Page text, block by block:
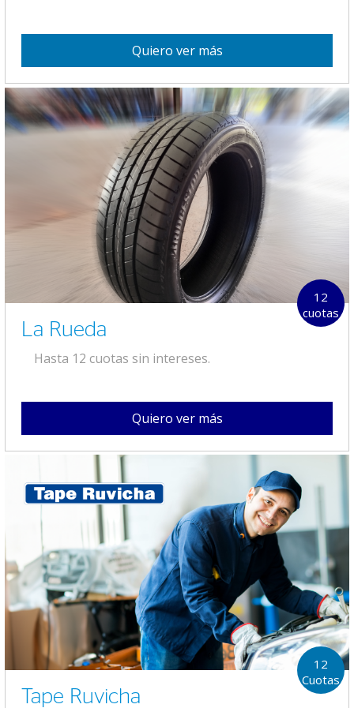
Quiero ver más
12
cuotas
La Rueda
Hasta 12 cuotas sin intereses.
Quiero ver más
12
Cuotas
Tape Ruvicha